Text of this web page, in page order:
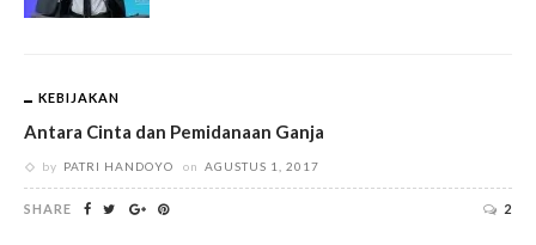
KEBIJAKAN
Antara Cinta dan Pemidanaan Ganja
by PATRI HANDOYO on AGUSTUS 1, 2017
SHARE 2